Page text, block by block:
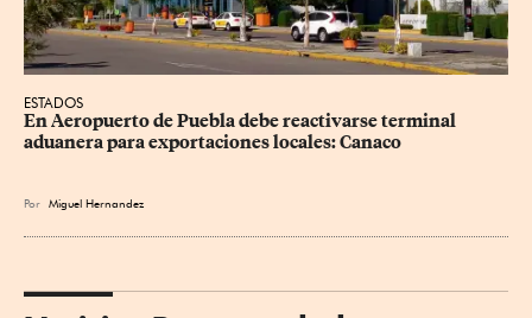
ESTADOS
En Aeropuerto de Puebla debe reactivarse terminal
aduanera para exportaciones locales: Canaco
Por Miguel Hernandez